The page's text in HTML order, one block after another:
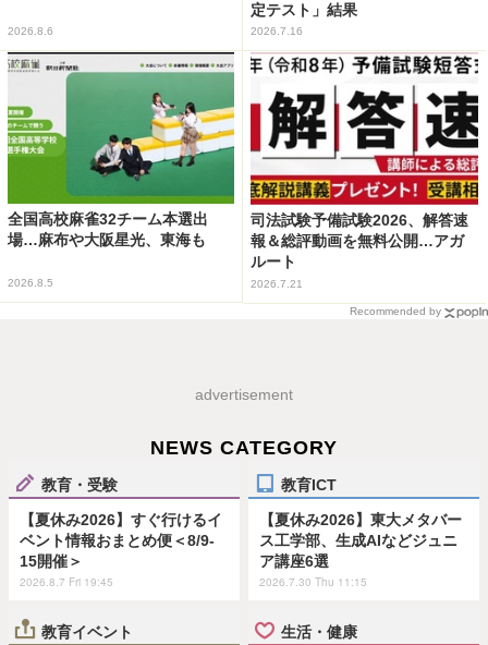
2026.8.6
定テスト」結果
2026.7.16
全国高校麻雀32チーム本選出
場…麻布や大阪星光、東海も
2026.8.5
司法試験予備試験2026、解答速
報＆総評動画を無料公開…アガ
ルート
2026.7.21
Recommended by
advertisement
NEWS CATEGORY
教育・受験
【夏休み2026】すぐ行けるイ
ベント情報おまとめ便＜8/9-
15開催＞
2026.8.7 Fri 19:45
教育ICT
【夏休み2026】東大メタバー
ス工学部、生成AIなどジュニ
ア講座6選
2026.7.30 Thu 11:15
教育イベント 生活・健康